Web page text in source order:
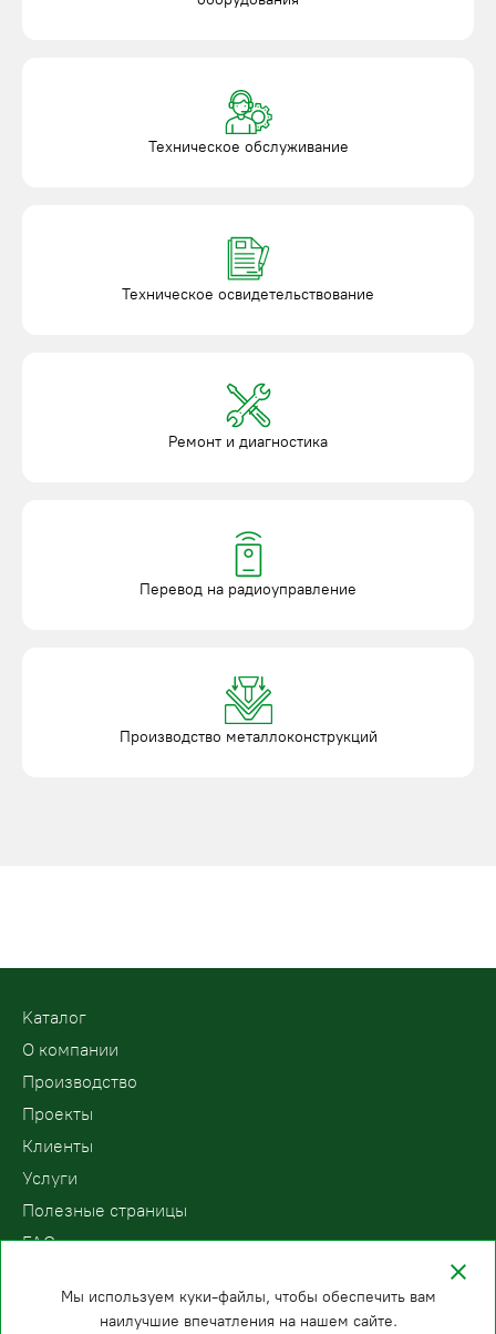
Техническое обслуживание
Техническое освидетельствование
Ремонт и диагностика
Перевод на радиоуправление
Производство металлоконструкций
Kаталог
О компании
Производство
Проекты
Клиенты
Услуги
Полезные страницы
FAQ
Мы используем куки-файлы, чтобы обеспечить вам
наилучшие впечатления на нашем сайте.